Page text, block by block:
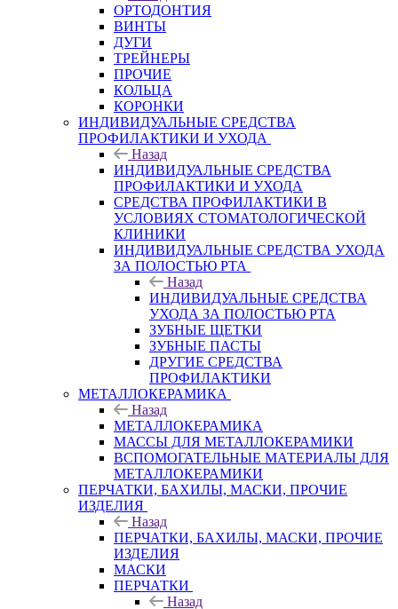
ОРТОДОНТИЯ
ВИНТЫ
ДУГИ
ТРЕЙНЕРЫ
ПРОЧИЕ
КОЛЬЦА
КОРОНКИ
ИНДИВИДУАЛЬНЫЕ СРЕДСТВА
ПРОФИЛАКТИКИ И УХОДА
Назад
ИНДИВИДУАЛЬНЫЕ СРЕДСТВА
ПРОФИЛАКТИКИ И УХОДА
СРЕДСТВА ПРОФИЛАКТИКИ В
УСЛОВИЯХ СТОМАТОЛОГИЧЕСКОЙ
КЛИНИКИ
ИНДИВИДУАЛЬНЫЕ СРЕДСТВА УХОДА
ЗА ПОЛОСТЬЮ РТА
Назад
ИНДИВИДУАЛЬНЫЕ СРЕДСТВА
УХОДА ЗА ПОЛОСТЬЮ РТА
ЗУБНЫЕ ЩЕТКИ
ЗУБНЫЕ ПАСТЫ
ДРУГИЕ СРЕДСТВА
ПРОФИЛАКТИКИ
МЕТАЛЛОКЕРАМИКА
Назад
МЕТАЛЛОКЕРАМИКА
МАССЫ ДЛЯ МЕТАЛЛОКЕРАМИКИ
ВСПОМОГАТЕЛЬНЫЕ МАТЕРИАЛЫ ДЛЯ
МЕТАЛЛОКЕРАМИКИ
ПЕРЧАТКИ, БАХИЛЫ, МАСКИ, ПРОЧИЕ
ИЗДЕЛИЯ
Назад
ПЕРЧАТКИ, БАХИЛЫ, МАСКИ, ПРОЧИЕ
ИЗДЕЛИЯ
МАСКИ
ПЕРЧАТКИ
Назад